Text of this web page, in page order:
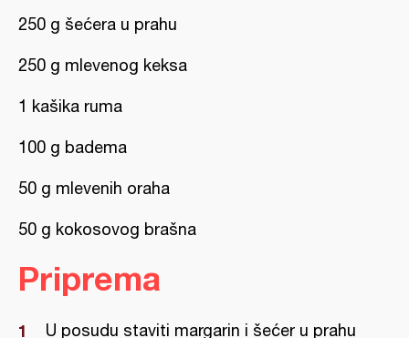
250 g šećera u prahu
250 g mlevenog keksa
1 kašika ruma
100 g badema
50 g mlevenih oraha
50 g kokosovog brašna
Priprema
U posudu staviti margarin i šećer u prahu